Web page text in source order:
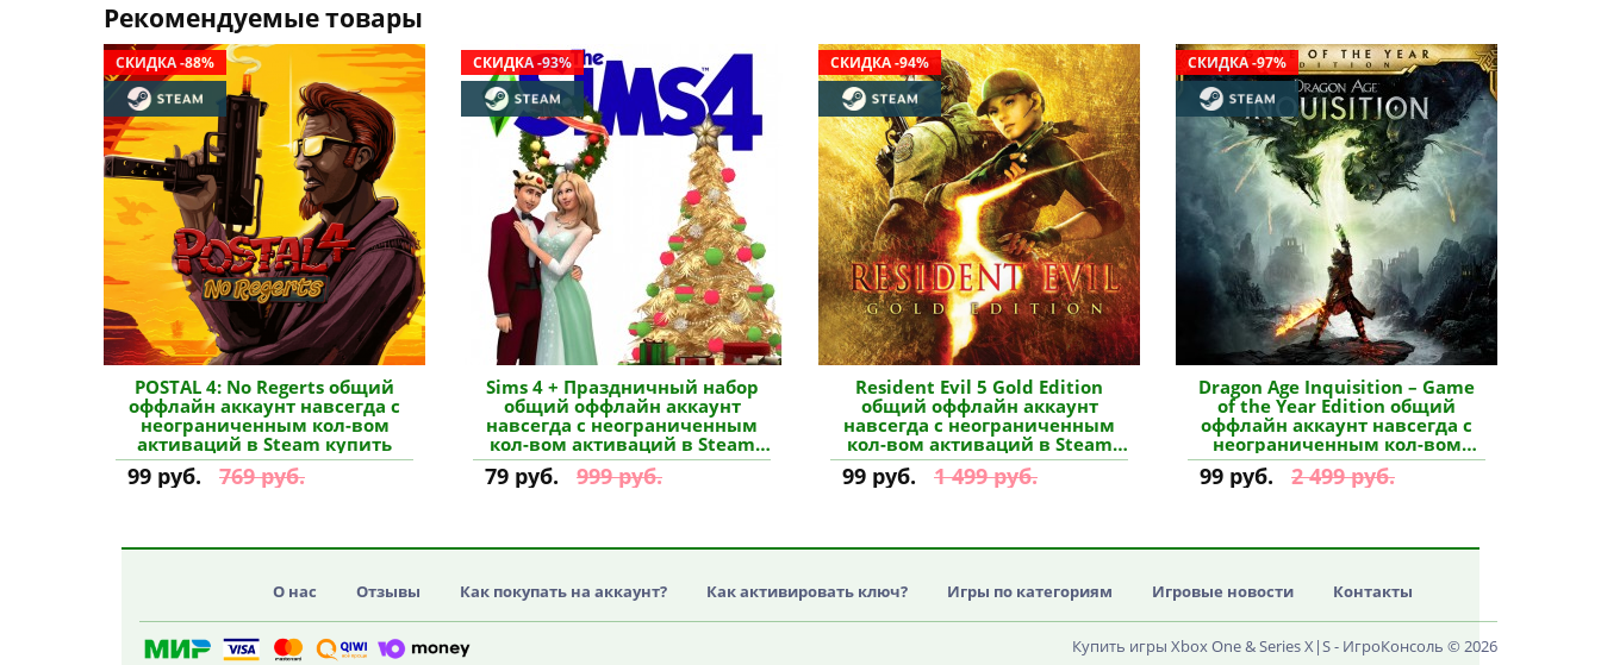
Рекомендуемые товары
СКИДКА -88%
POSTAL 4: No Regerts общий
оффлайн аккаунт навсегда с
неограниченным кол-вом
активаций в Steam купить
99 руб. 769 руб.
СКИДКА -93%
Sims 4 + Праздничный набор
общий оффлайн аккаунт
навсегда с неограниченным
кол-вом активаций в Steam
купить
79 руб. 999 руб.
СКИДКА -94%
Resident Evil 5 Gold Edition
общий оффлайн аккаунт
навсегда с неограниченным
кол-вом активаций в Steam
купить
99 руб. 1 499 руб.
СКИДКА -97%
Dragon Age Inquisition – Game
of the Year Edition общий
оффлайн аккаунт навсегда с
неограниченным кол-вом
активаций в Steam купить
99 руб. 2 499 руб.
О нас Отзывы Как покупать на аккаунт? Как активировать ключ? Игры по категориям Игровые новости Контакты
Купить игры Xbox One & Series X|S - ИгроКонсоль © 2026